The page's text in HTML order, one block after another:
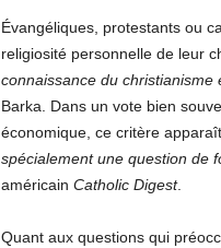
Évangéliques, protestants ou
religiosité personnelle de leur
connaissance du christianisme
Barka. Dans un vote bien
économique, ce critère
spécialement une question de
américain Catholic Digest.
Quant aux questions qui